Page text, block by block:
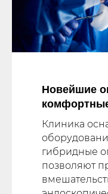
Новейшие
Клиника
гибридные
позволяют